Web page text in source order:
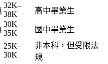
32K–
38K
高中畢業生
30K–
35K
國中畢業生
25K–
30K
非本科，但受限法
規